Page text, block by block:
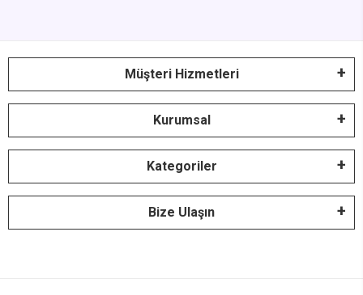
Müşteri Hizmetleri
Kurumsal
Kategoriler
Bize Ulaşın